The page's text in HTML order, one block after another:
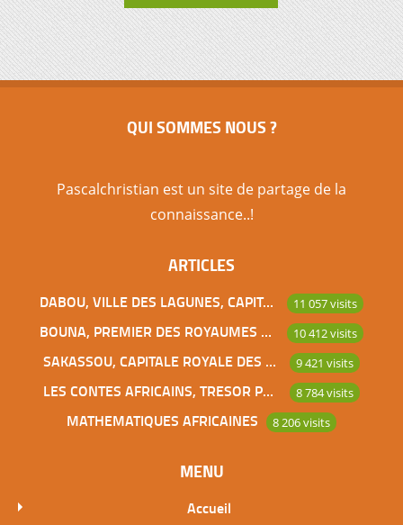
QUI SOMMES NOUS ?
Pascalchristian est un site de partage de la
connaissance..!
ARTICLES
DABOU, VILLE DES LAGUNES, CAPITALE DES ADJOUKROU 11 057 visits
BOUNA, PREMIER DES ROYAUMES DE CÔTE D’IVOIRE 10 412 visits
SAKASSOU, CAPITALE ROYALE DES BAOULES 9 421 visits
LES CONTES AFRICAINS, TRESOR POUR L’HUMANITE 8 784 visits
MATHEMATIQUES AFRICAINES 8 206 visits
MENU
Accueil